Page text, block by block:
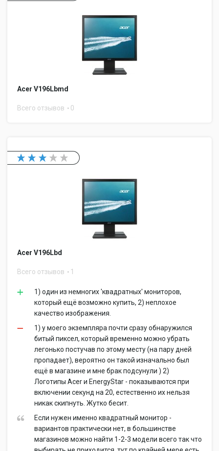
Acer V196Lbmd
Всего отзывов 0
Acer V196Lbd
Всего отзывов 1
1) один из немногих 'квадратных' мониторов,
который ещё возможно купить, 2) неплохое
качество изображения.
1) у моего экземпляра почти сразу обнаружился
битый пиксел, который временно можно убрать
легонько постучав по этому месту (на пару дней
пропадает), вероятно он такой изначально был
ещё в магазине и мне брак подсунули ) 2)
Логотипы Acer и EnergyStar - показываются при
включении секунд на 20, естественно их нельзя
никак скипнуть. Жутко бесит.
Если нужен именно квадратный монитор -
вариантов практически нет, в большинстве
магазинов можно найти 1-2-3 модели всего так что